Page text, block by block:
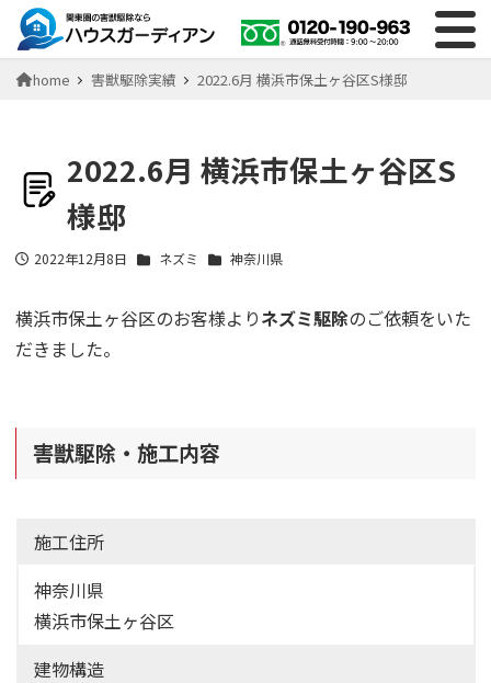
home 害獣駆除実績 2022.6月 横浜市保土ヶ谷区S様邸
2022.6月 横浜市保土ヶ谷区S
様邸
投稿日
2022年12月8日 ネズミ 神奈川県
横浜市保土ヶ谷区のお客様よりネズミ駆除のご依頼をいた
だきました。
害獣駆除・施工内容
施工住所
神奈川県
横浜市保土ヶ谷区
建物構造